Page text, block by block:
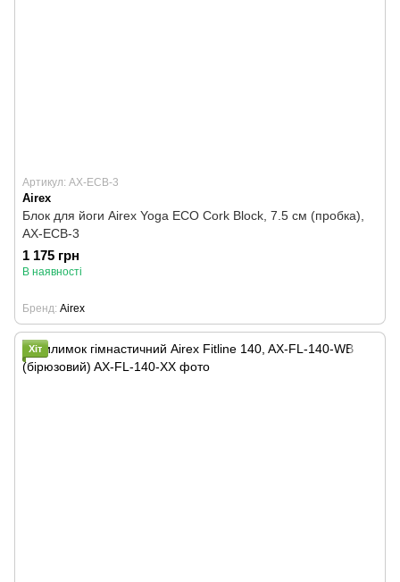
Артикул: AX-ECB-3
Airex
Блок для йоги Airex Yoga ECO Cork Block, 7.5 см (пробка),
AX-ECB-3
1 175 грн
В наявності
Бренд Airex
Хіт